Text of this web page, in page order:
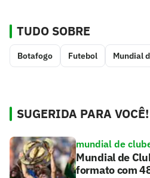
TUDO SOBRE
Botafogo Futebol Mundial
SUGERIDA PARA VOCÊ!
mundial de
Mundial de
formato com